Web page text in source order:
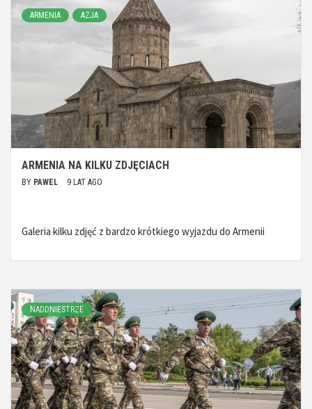
ARMENIA AZJA
ARMENIA NA KILKU ZDJĘCIACH
BY PAWEL 9 LAT AGO
Galeria kilku zdjęć z bardzo krótkiego wyjazdu do Armenii
NADDNIESTRZE